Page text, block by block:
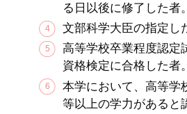
る日以後に修了した者。
文部科学大臣の指定し
高等学校卒業程度認定
資格検定に合格した者。
本学において、高等学
等以上の学力があると